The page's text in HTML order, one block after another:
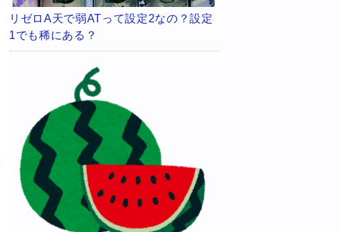
リゼロA天で弱ATって設定2なの？設定
1でも稀にある？